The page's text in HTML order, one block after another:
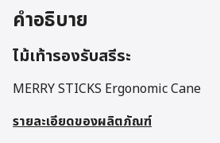
คำอธิบาย
ไม้เท้ารองรับสรีระ
MERRY STICKS Ergonomic Cane
รายละเอียดของผลิตภัณฑ์